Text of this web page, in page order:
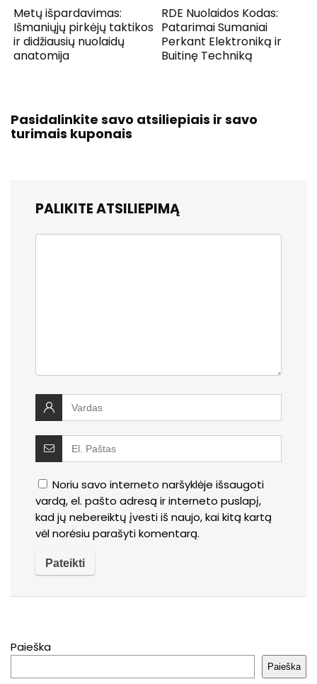
Metų išpardavimas:
Išmaniųjų pirkėjų taktikos
ir didžiausių nuolaidų
anatomija
RDE Nuolaidos Kodas:
Patarimai Sumaniai
Perkant Elektroniką ir
Buitinę Techniką
Pasidalinkite savo atsiliepiais ir savo
turimais kuponais
PALIKITE ATSILIEPIMĄ
Noriu savo interneto naršyklėje išsaugoti
vardą, el. pašto adresą ir interneto puslapį,
kad jų nebereiktų įvesti iš naujo, kai kitą kartą
vėl norėsiu parašyti komentarą.
Paieška
Paieška